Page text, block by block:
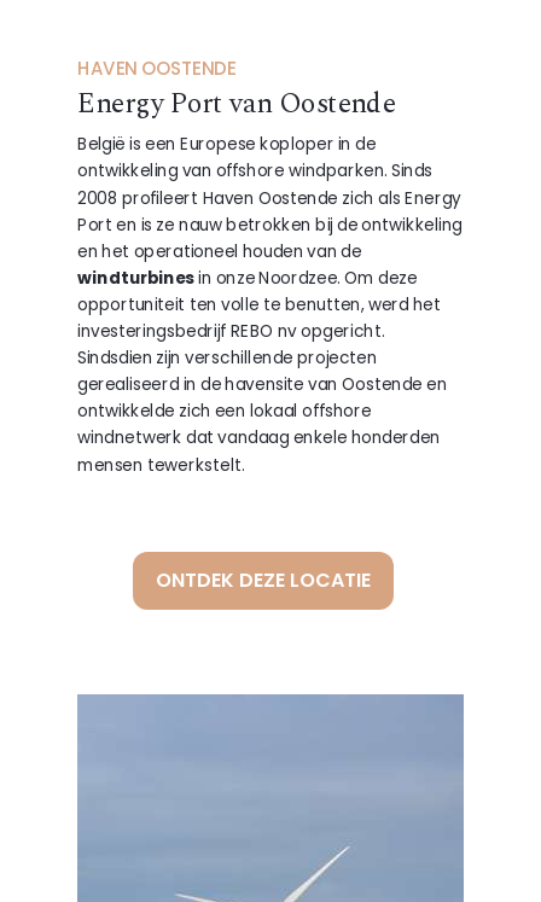
HAVEN OOSTENDE
Energy Port van Oostende
België is een Europese koploper in de
ontwikkeling van offshore windparken. Sinds
2008 profileert Haven Oostende zich als Energy
Port en is ze nauw betrokken bij de ontwikkeling
en het operationeel houden van de
windturbinesin onze Noordzee. Om deze
opportuniteit ten volle te benutten, werd het
investeringsbedrijf REBO nv opgericht.
Sindsdien zijn verschillende projecten
gerealiseerd in de havensite van Oostende en
ontwikkelde zich een lokaal offshore
windnetwerk dat vandaag enkele honderden
mensen tewerkstelt.
ONTDEK DEZE LOCATIE